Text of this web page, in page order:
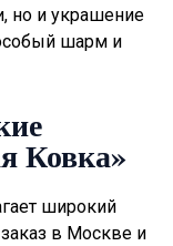
но и украшение
шарм и
Ковка»
широкий
в Москве и